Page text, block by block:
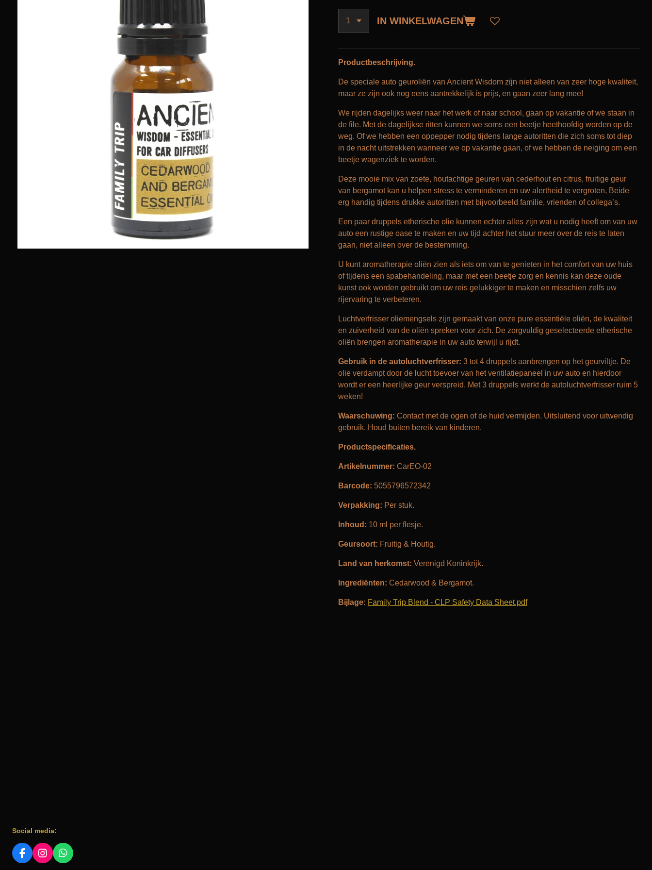
IN WINKELWAGEN
Productbeschrijving.
De speciale auto geuroliën van Ancient Wisdom zijn niet alleen van zeer hoge kwaliteit,
maar ze zijn ook nog eens aantrekkelijk is prijs, en gaan zeer lang mee!
We rijden dagelijks weer naar het werk of naar school, gaan op vakantie of we staan in
de file. Met de dagelijkse ritten kunnen we soms een beetje heethoofdig worden op de
weg. Of we hebben een oppepper nodig tijdens lange autoritten die zich soms tot diep
in de nacht uitstrekken wanneer we op vakantie gaan, of we hebben de neiging om een
beetje wagenziek te worden.
Deze mooie mix van zoete, houtachtige geuren van cederhout en citrus, fruitige geur
van bergamot kan u helpen stress te verminderen en uw alertheid te vergroten, Beide
erg handig tijdens drukke autoritten met bijvoorbeeld familie, vrienden of collega’s.
Een paar druppels etherische olie kunnen echter alles zijn wat u nodig heeft om van uw
auto een rustige oase te maken en uw tijd achter het stuur meer over de reis te laten
gaan, niet alleen over de bestemming.
U kunt aromatherapie oliën zien als iets om van te genieten in het comfort van uw huis
of tijdens een spabehandeling, maar met een beetje zorg en kennis kan deze oude
kunst ook worden gebruikt om uw reis gelukkiger te maken en misschien zelfs uw
rijervaring te verbeteren.
Luchtverfrisser oliemengsels zijn gemaakt van onze pure essentiële oliën, de kwaliteit
en zuiverheid van de oliën spreken voor zich. De zorgvuldig geselecteerde etherische
oliën brengen aromatherapie in uw auto terwijl u rijdt.
Gebruik in de autol uchtverfrisser: 3 tot 4 druppels aanbrengen op het geurviltje. De
olie verdampt door de lucht toevoer van het ventilatiepaneel in uw auto en hierdoor
wordt er een heerlijke geur verspreid. Met 3 druppels werkt de autoluchtverfrisser ruim 5
weken!
Waarschuwing: Contact met de ogen of de huid vermijden. Uitsluitend voor uitwendig
gebruik. Houd buiten bereik van kinderen.
Productspecificaties.
Artikelnummer: CarEO-02
Barcode: 5055796572342
Verpakking: Per stuk.
Inhoud: 10 ml per flesje.
Geursoort: Fruitig & Houtig.
Land van herkomst: Verenigd Koninkrijk.
Ingrediënten: Cedarwood & Bergamot.
Bijlage: Family Trip Blend - CLP Safety Data Sheet.pdf
Social media:
F
I
W